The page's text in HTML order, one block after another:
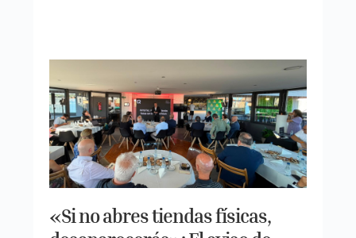
«Si no abres tiendas físicas,